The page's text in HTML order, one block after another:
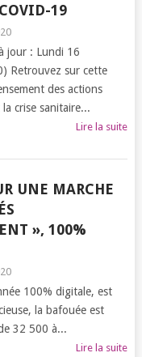
19
jour : Lundi 16
Retrouvez sur cette
des actions
crise sanitaire...
Lire la suite
UNE MARCHE
», 100%
100% digitale, est
la bafouée est
32 500 à...
Lire la suite